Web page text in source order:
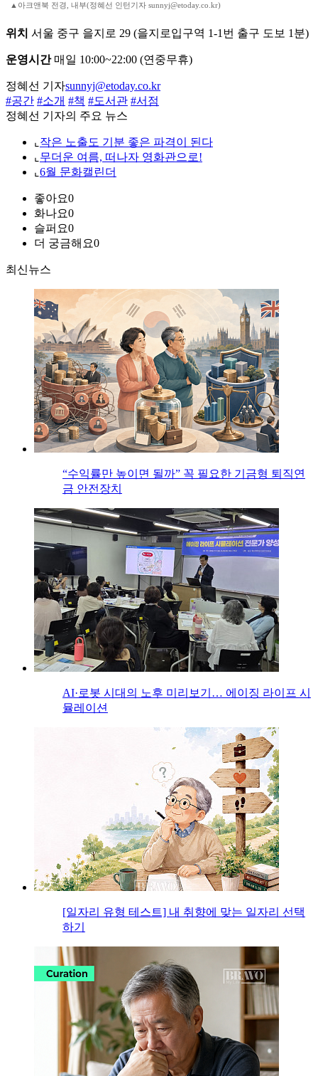
▲아크앤북 전경, 내부(정혜선 인턴기자 sunnyj@etoday.co.kr)
위치 서울 중구 을지로 29 (을지로입구역 1-1번 출구 도보 1분)
운영시간매일 10:00~22:00 (연중무휴)
정혜선 기자sunnyj@etoday.co.kr
#공간 #소개 #책 #도서관 #서점
정혜선 기자의 주요 뉴스
⌞ 작은 노출도 기분 좋은 파격이 된다
⌞ 무더운 여름, 떠나자 영화관으로!
⌞ 6월 문화캘린더
좋아요0
화나요0
슬퍼요0
더 궁금해요0
최신뉴스
“수익률만 높이면 될까” 꼭 필요한 기금형 퇴직연
금 안전장치
AI·로봇 시대의 노후 미리보기… 에이징 라이프 시
뮬레이션
[일자리 유형 테스트] 내 취향에 맞는 일자리 선택
하기